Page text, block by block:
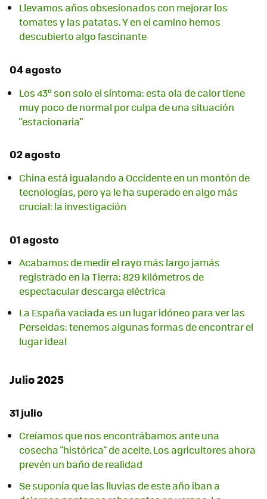
Llevamos años obsesionados con mejorar los
tomates y las patatas. Y en el camino hemos
descubierto algo fascinante
04 agosto
Los 43º son solo el síntoma: esta ola de calor tiene
muy poco de normal por culpa de una situación
"estacionaria"
02 agosto
China está igualando a Occidente en un montón de
tecnologías, pero ya le ha superado en algo más
crucial: la investigación
01 agosto
Acabamos de medir el rayo más largo jamás
registrado en la Tierra: 829 kilómetros de
espectacular descarga eléctrica
La España vaciada es un lugar idóneo para ver las
Perseidas: tenemos algunas formas de encontrar el
lugar ideal
Julio 2025
31 julio
Creíamos que nos encontrábamos ante una
cosecha "histórica" de aceite. Los agricultores ahora
prevén un baño de realidad
Se suponía que las lluvias de este año iban a